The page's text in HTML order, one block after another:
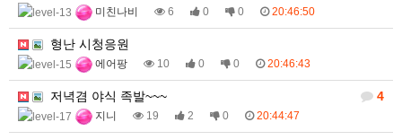
미친나비 6 0 0 20:46:50
형난 시청응원
에어팡 10 0 0 20:46:43
4
저녁겸 야식 족발~~~
지니 19 2 0 20:44:47